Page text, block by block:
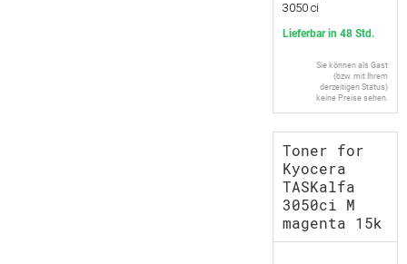
3050 ci
Lieferbar in 48 Std.
Sie können als Gast
(bzw. mit Ihrem
derzeitigen Status)
keine Preise sehen.
Toner for
Kyocera
TASKalfa
3050ci M
magenta 15k